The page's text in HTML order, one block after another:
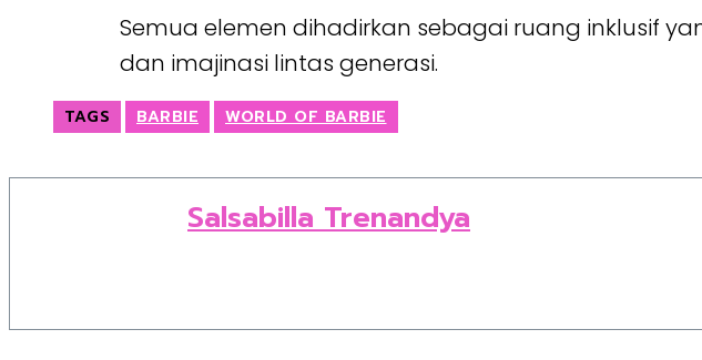
Semua elemen dihadirkan sebagai ruang inklusif
dan imajinasi lintas generasi.
TAGS BARBIE WORLD OF BARBIE
Salsabilla Trenandya